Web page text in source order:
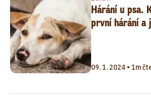
Hárání u psa.
první hárání a
09. 1. 2024 • 1m